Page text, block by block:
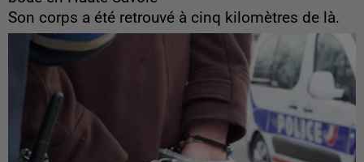
Son corps a été retrouvé à cinq kilomètres de là.